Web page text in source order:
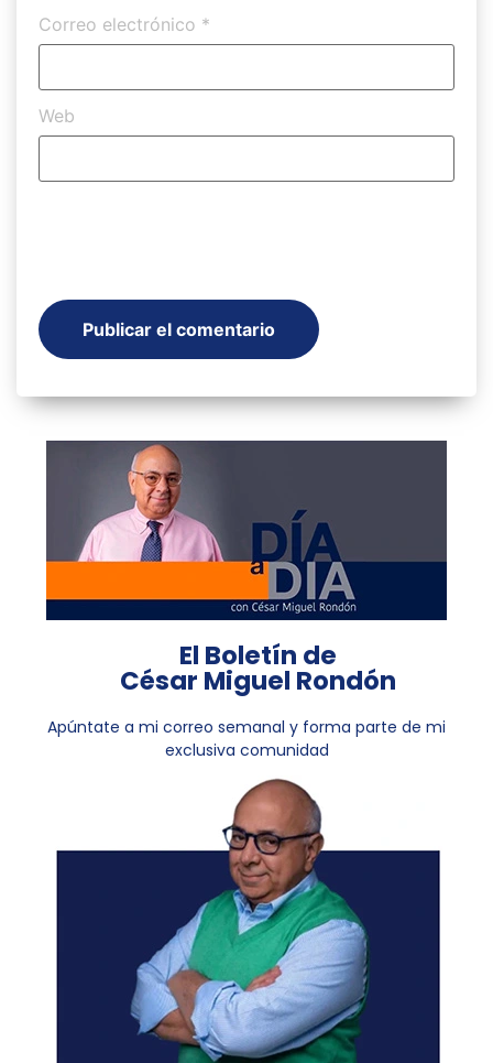
Correo electrónico *
Web
El Boletín de
César Miguel Rondón
Apúntate a mi correo semanal y forma parte de mi
exclusiva comunidad